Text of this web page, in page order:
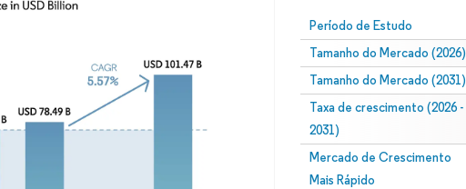
Período de Estudo
Tamanho do Mercado (2026)
Tamanho do Mercado (2031)
Taxa de crescimento (2026 -
2031)
Mercado de Crescimento
Mais Rápido
Imagem © Mordor Intelligence. O reuso requer atribuição conforme CC BY 4.0.